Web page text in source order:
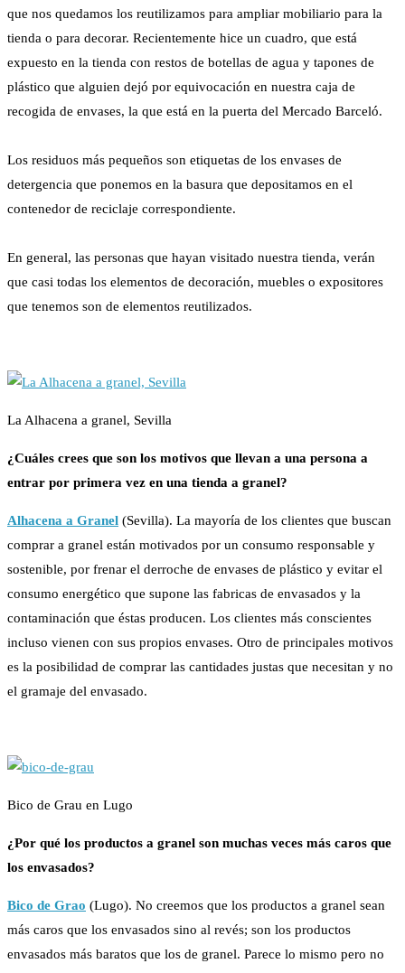
que nos quedamos los reutilizamos para ampliar mobiliario para la
tienda o para decorar. Recientemente hice un cuadro, que está
expuesto en la tienda con restos de botellas de agua y tapones de
plástico que alguien dejó por equivocación en nuestra caja de
recogida de envases, la que está en la puerta del Mercado Barceló.
Los residuos más pequeños son etiquetas de los envases de
detergencia que ponemos en la basura que depositamos en el
contenedor de reciclaje correspondiente.
En general, las personas que hayan visitado nuestra tienda, verán
que casi todas los elementos de decoración, muebles o expositores
que tenemos son de elementos reutilizados.
La Alhacena a granel, Sevilla
¿Cuáles crees que son los motivos que llevan a una persona a
entrar por primera vez en una tienda a granel?
Alhacena a Granel (Sevilla). La mayoría de los clientes que buscan
comprar a granel están motivados por un consumo responsable y
sostenible, por frenar el derroche de envases de plástico y evitar el
consumo energético que supone las fabricas de envasados y la
contaminación que éstas producen. Los clientes más conscientes
incluso vienen con sus propios envases. Otro de principales motivos
es la posibilidad de comprar las cantidades justas que necesitan y no
el gramaje del envasado.
Bico de Grau en Lugo
¿Por qué los productos a granel son muchas veces más caros que
los envasados?
Bico de Grao (Lugo). No creemos que los productos a granel sean
más caros que los envasados sino al revés; son los productos
envasados más baratos que los de granel. Parece lo mismo pero no